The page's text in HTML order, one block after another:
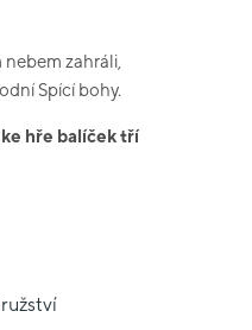
zahráli,
Spící bohy.
hře balíček tří